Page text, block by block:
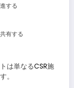
する
有する
は単なるCSR施
。